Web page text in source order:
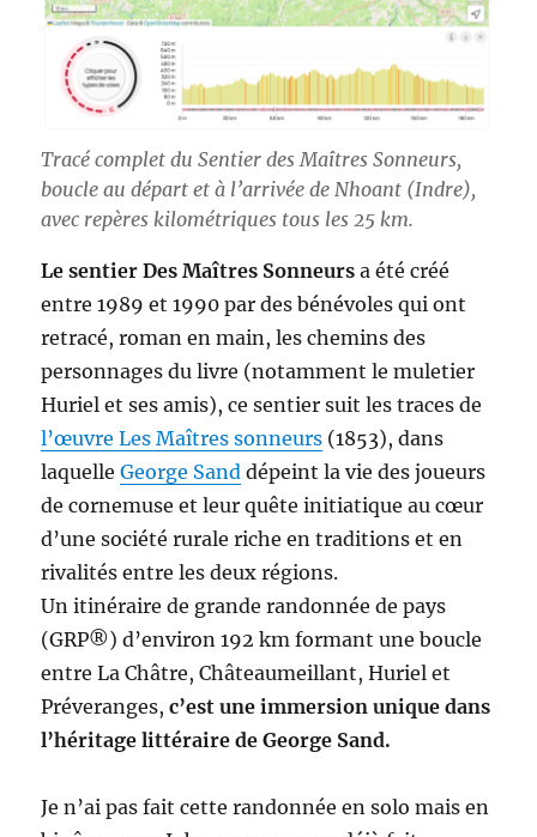
Tracé complet du Sentier des Maîtres Sonneurs,
boucle au départ et à l’arrivée de Nhoant (Indre),
avec repères kilométriques tous les 25 km.
Le sentier Des Maîtres Sonneurs a été créé
entre 1989 et 1990 par des bénévoles qui ont
retracé, roman en main, les chemins des
personnages du livre (notamment le muletier
Huriel et ses amis), ce sentier suit les traces de
l’œuvre Les Maîtres sonneurs (1853), dans
laquelleGeorge Sand dépeint la vie des joueurs
de cornemuse et leur quête initiatique au cœur
d’une société rurale riche en traditions et en
rivalités entre les deux régions.
Un itinéraire de grande randonnée de pays
(GRP®) d’environ 192 km formant une boucle
entre La Châtre, Châteaumeillant, Huriel et
Préveranges,c’est une immersion unique dans
l’héritage littéraire de George Sand.
Je n’ai pas fait cette randonnée en solo mais en